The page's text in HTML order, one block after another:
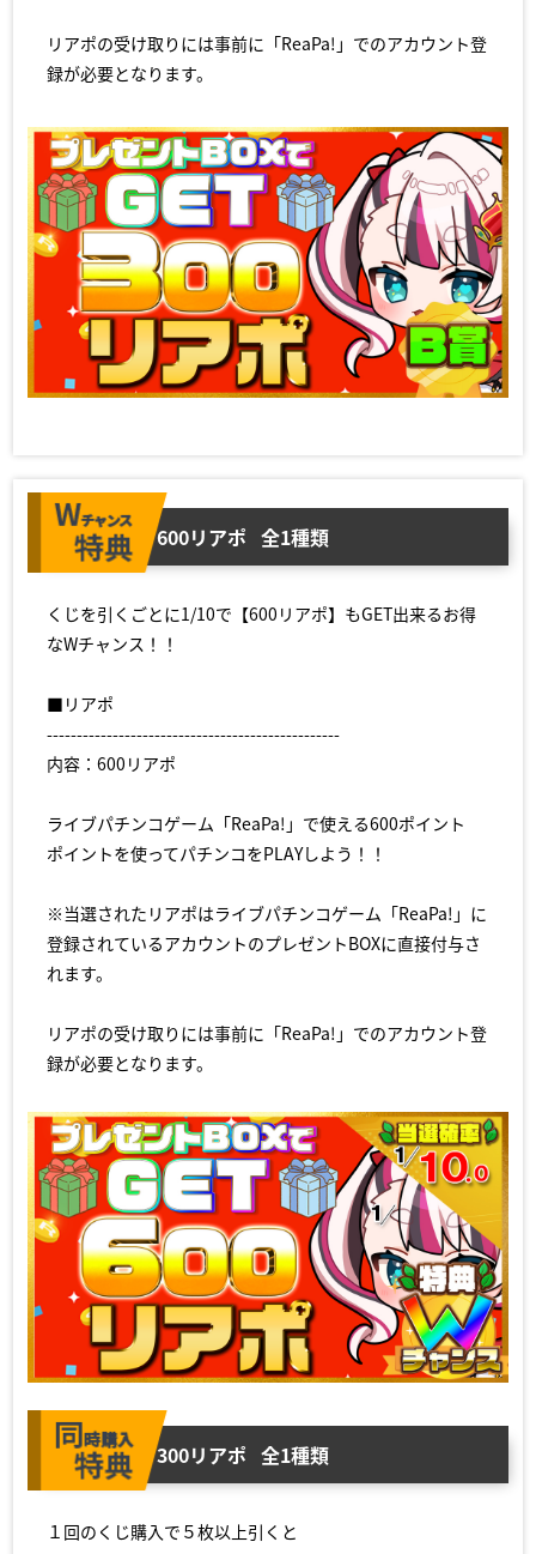
リアポの受け取りには事前に「ReaPa!」でのアカウント登
録が必要となります。
600リアポ 全1種類
くじを引くごとに1/10で【600リアポ】もGET出来るお得
なWチャンス！！
■リアポ
-------------------------------------------------
内容：600リアポ
ライブパチンコゲーム「ReaPa!」で使える600ポイント
ポイントを使ってパチンコをPLAYしよう！！
※当選されたリアポはライブパチンコゲーム「ReaPa!」に
登録されているアカウントのプレゼントBOXに直接付与さ
れます。
リアポの受け取りには事前に「ReaPa!」でのアカウント登
録が必要となります。
300リアポ 全1種類
１回のくじ購入で５枚以上引くと